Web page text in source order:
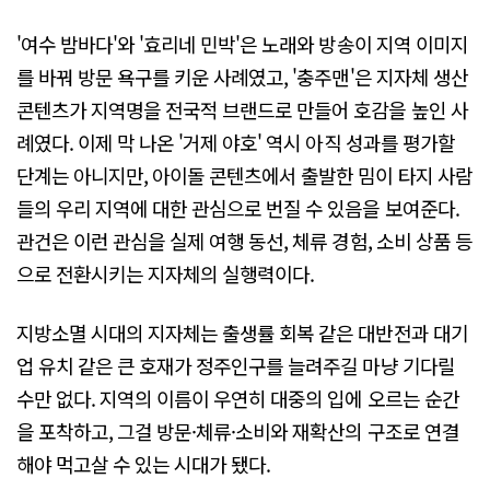
'여수 밤바다'와 '효리네 민박'은 노래와 방송이 지역 이미지
를 바꿔 방문 욕구를 키운 사례였고, '충주맨'은 지자체 생산
콘텐츠가 지역명을 전국적 브랜드로 만들어 호감을 높인 사
례였다. 이제 막 나온 '거제 야호' 역시 아직 성과를 평가할
단계는 아니지만, 아이돌 콘텐츠에서 출발한 밈이 타지 사람
들의 우리 지역에 대한 관심으로 번질 수 있음을 보여준다.
관건은 이런 관심을 실제 여행 동선, 체류 경험, 소비 상품 등
으로 전환시키는 지자체의 실행력이다.
지방소멸 시대의 지자체는 출생률 회복 같은 대반전과 대기
업 유치 같은 큰 호재가 정주인구를 늘려주길 마냥 기다릴
수만 없다. 지역의 이름이 우연히 대중의 입에 오르는 순간
을 포착하고, 그걸 방문·체류·소비와 재확산의 구조로 연결
해야 먹고살 수 있는 시대가 됐다.